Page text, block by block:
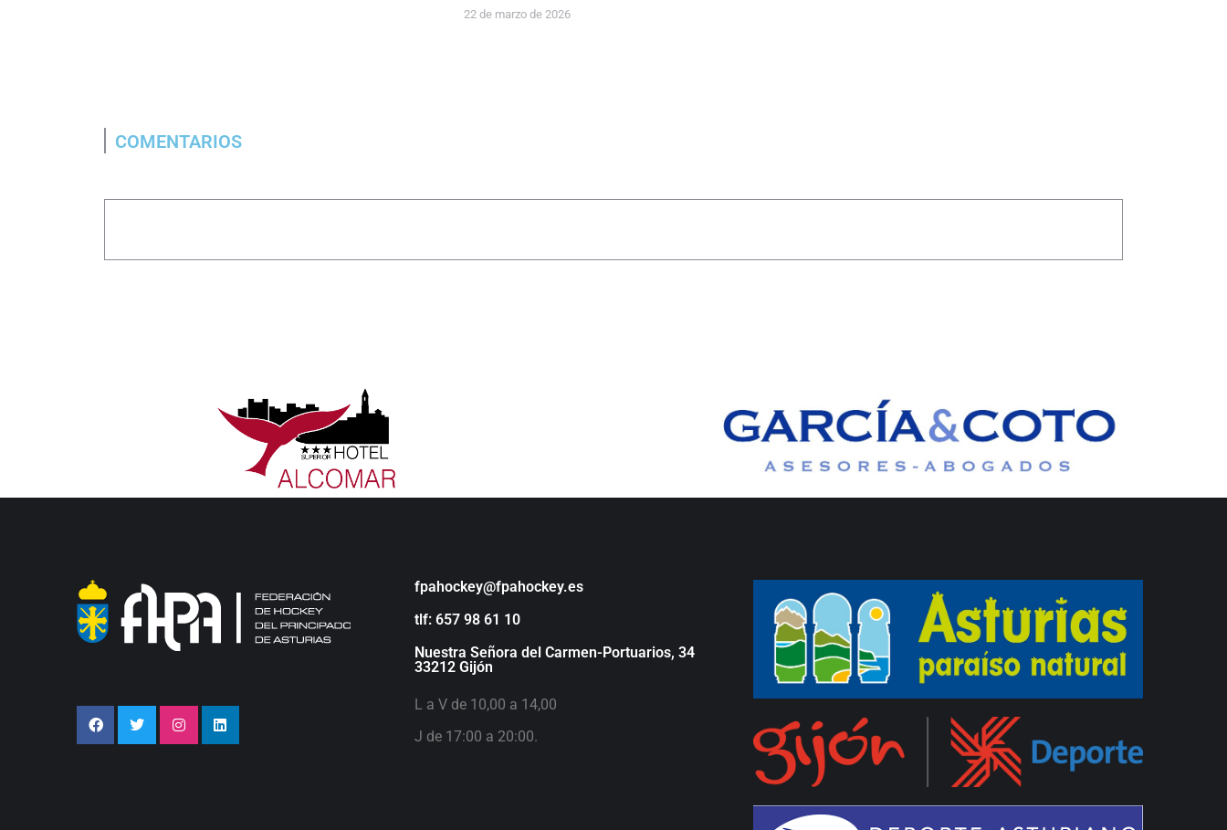
22 de marzo de 2026
COMENTARIOS
fpahockey@fpahockey.es
tlf: 657 98 61 10
Nuestra Señora del Carmen-Portuarios, 34
33212 Gijón
L a V de 10,00 a 14,00
J de 17:00 a 20:00.